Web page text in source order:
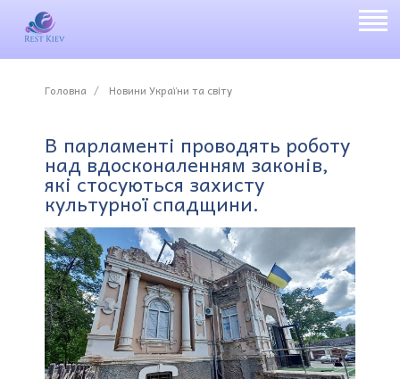
Головна Новини України та світу
В парламенті проводять роботу
над вдосконаленням законів,
які стосуються захисту
культурної спадщини.